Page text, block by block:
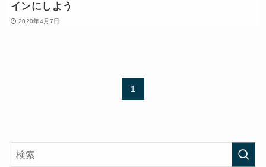
インにしよう
2020年4月7日
1